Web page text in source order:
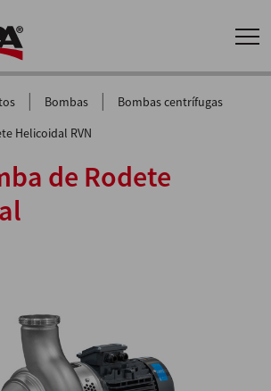
| Bombas | Bombas centrífugas
Helicoidal RVN
de Rodete